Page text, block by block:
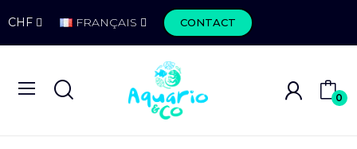
CHF FRANÇAIS CONTACT
0